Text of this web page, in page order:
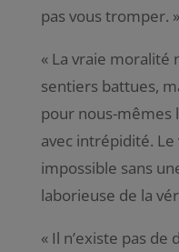
pas vous tromper.
« La vraie moralité
sentiers battues,
pour nous-mêmes
avec intrépidité.
impossible sans
laborieuse de la
« Il n’existe pas